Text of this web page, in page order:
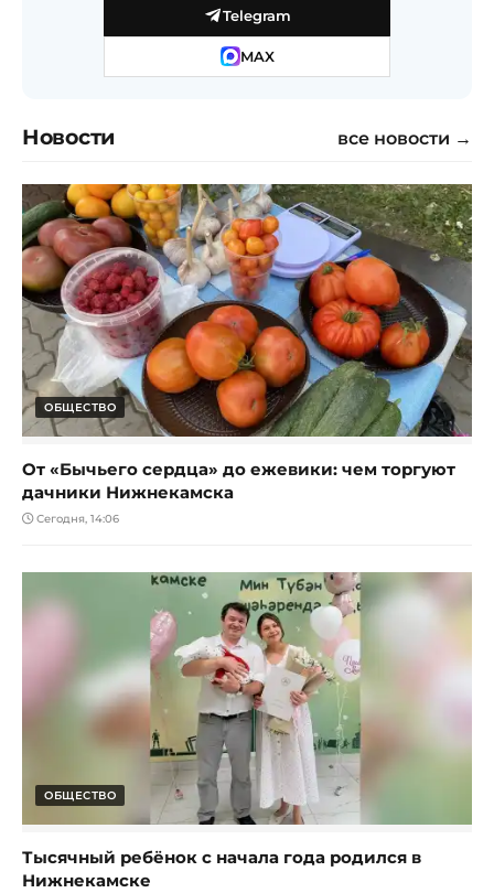
Telegram
MAX
Новости все новости →
ОБЩЕСТВО
От «Бычьего сердца» до ежевики: чем торгуют
дачники Нижнекамска
Сегодня, 14:06
ОБЩЕСТВО
Тысячный ребёнок с начала года родился в
Нижнекамске